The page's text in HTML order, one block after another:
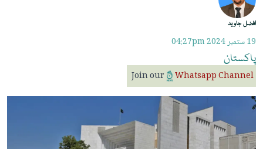
افضل جاوید
19 ستمبر 2024 04:27pm
پاکستان
Join our Whatsapp Channel